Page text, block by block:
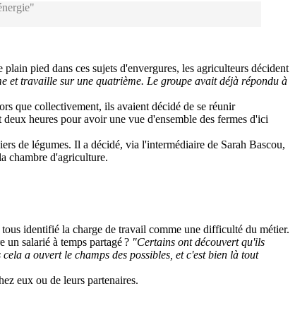
pied dans ces sujets d'envergures, les agriculteurs décident
et travaille sur une quatrième. Le groupe avait déjà répondu à
que collectivement, ils avaient décidé de se réunir
heures pour avoir une vue d'ensemble des fermes d'ici
de légumes. Il a décidé, via l'intermédiaire de Sarah Bascou,
chambre d'agriculture.
identifié la charge de travail comme une difficulté du métier.
salarié à temps partagé ? "Certains ont découvert qu'ils
a ouvert le champs des possibles, et c'est bien là tout
eux ou de leurs partenaires.